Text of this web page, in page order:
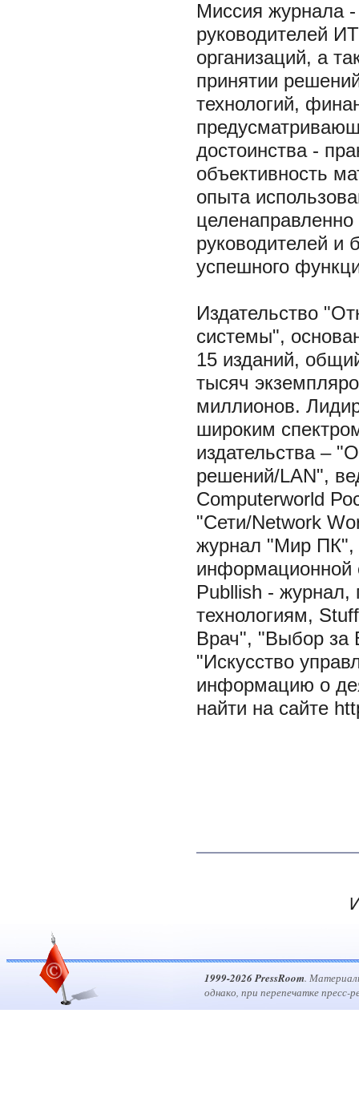
Миссия журнала
руководителей
организаций, а
принятии
технологий,
достоинства -
объективность
опыта
целенаправленно
руководителей и
успешного
Издательство
системы",
15 изданий,
тысяч
миллионов.
широким
издательства –
решений/LAN",
Computerworld
"Сети/Network
журнал "Мир ПК",
информационной
Publlish -
технологиям,
Врач", "Выбор за
"Искусство
информацию о
найти на сайте
1999-2026 PressRoom.
однако, при перепечатке пресс-